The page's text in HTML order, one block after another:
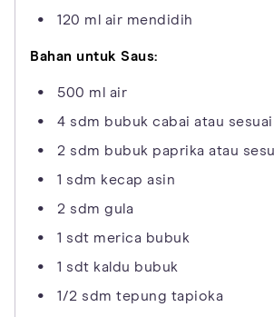
120 ml air mendidih
Bahan untuk Saus:
500 ml air
4 sdm bubuk cabai atau
2 sdm bubuk paprika atau
1 sdm kecap asin
2 sdm gula
1 sdt merica bubuk
1 sdt kaldu bubuk
1/2 sdm tepung tapioka